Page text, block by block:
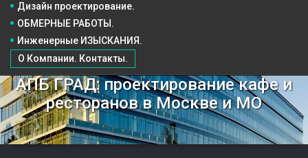
ОБМЕРНЫЕ РАБОТЫ.
Инженерные ИЗЫСКАНИЯ.
О Компании. Контакты.
Дизайн проектирование.
АПБ ГРАД: проектирование кафе и
ресторанов в Москве и МО